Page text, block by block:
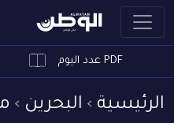
PDF عدد اليوم
الرئيسية البحرين